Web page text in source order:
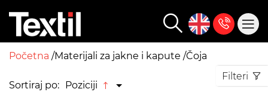
Početna Materijali za jakne i kapute Čoja
Sortiraj po: Poziciji
Filteri